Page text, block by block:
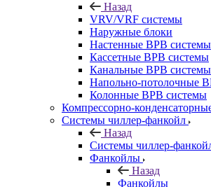
Назад
VRV/VRF системы
Наружные блоки
Настенные ВРВ системы
Кассетные ВРВ системы
Канальные ВРВ системы
Напольно-потолочные
Колонные ВРВ системы
Компрессорно-
Системы чиллер-фанкойл
Назад
Системы чиллер-
Фанкойлы
Назад
Фанкойлы